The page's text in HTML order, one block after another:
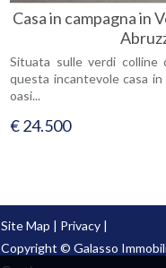
Casa in campagna in
Situata sulle verdi colline
questa incantevole casa in
oasi...
€ 24.500
Site Map | Privacy |
Copyright © Galasso